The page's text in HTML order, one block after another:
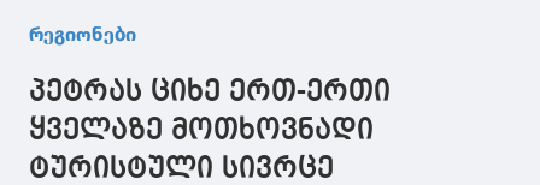
ელჩს, კიმ ჰიონ
დუს შეხვდა
რეგიონები
პეტრას ციხე ერთ-ერთი
ყველაზე მოთხოვნადი
ტურისტული სივრცე